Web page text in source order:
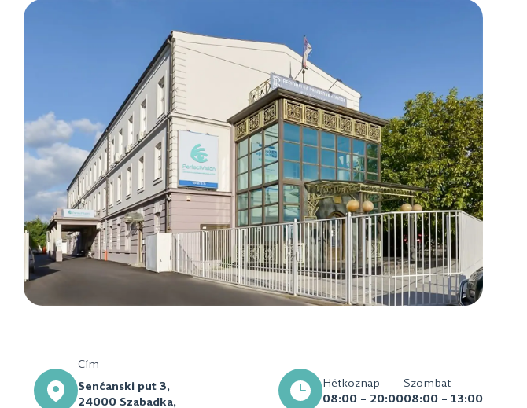
Cím
Senćanski put 3,
24000 Szabadka,
Hétköznap
08:00 – 20:00
Szombat
08:00 – 13:00